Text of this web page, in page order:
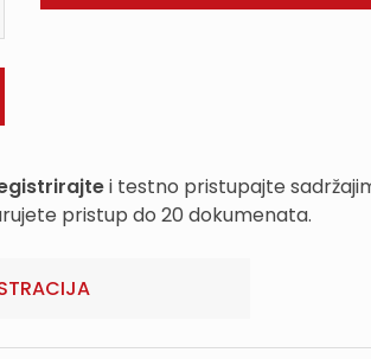
i testno pristupajte
pristup do 20 dokumenata.